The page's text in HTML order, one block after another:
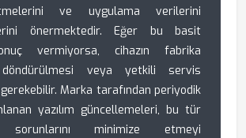
ve uygulama verilerini
önermektedir. Eğer bu basit
vermiyorsa, cihazın fabrika
döndürülmesi veya yetkili servis
Marka tarafından periyodik
yazılım güncellemeleri, bu tür
sorunlarını minimize etmeyi